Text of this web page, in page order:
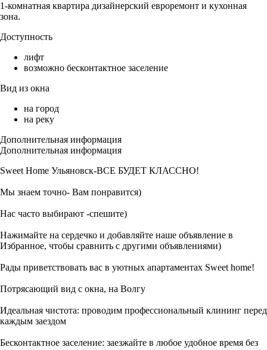
1-комнатная квартира дизайнерский евроремонт и кухонная
зона.
Доступность
лифт
возможно бесконтактное заселение
Вид из окна
на город
на реку
Дополнительная информация
Дополнительная информация
Sweet Home Ульяновск-ВСЕ БУДЕТ КЛАССНО!
Мы знаем точно- Вам понравится)
Нас часто выбирают -спешите)
Нажимайте на сердечко и добавляйте наше объявление в
Избранное, чтобы сравнить с другими объявлениями)
Рады приветствовать вас в уютных апартаментах Sweet home!
Потрясающий вид с окна, на Волгу
Идеальная чистота: проводим профессиональный клининг перед
каждым заездом
Бесконтактное заселение: заезжайте в любое удобное время без